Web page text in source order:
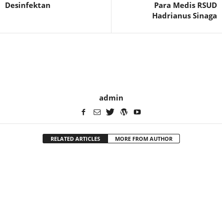
Desinfektan
Para Medis RSUD
Hadrianus Sinaga
admin
RELATED ARTICLES MORE FROM AUTHOR